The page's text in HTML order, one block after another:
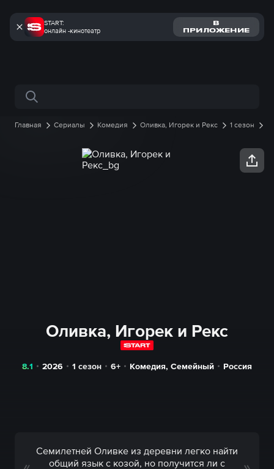
START:
онлайн -кинотеатр
В
ПРИЛОЖЕНИЕ
Поиск по сайту
Главная Сериалы Комедия Оливка, Игорек и Рекс
1 сезон
Оливка, Игорек и Рекс
8.1 2026 1 сезон 6+ Комедия, Семейный Россия
Семилетней Оливке из деревни легко найти
общий язык с козой, но получится ли с